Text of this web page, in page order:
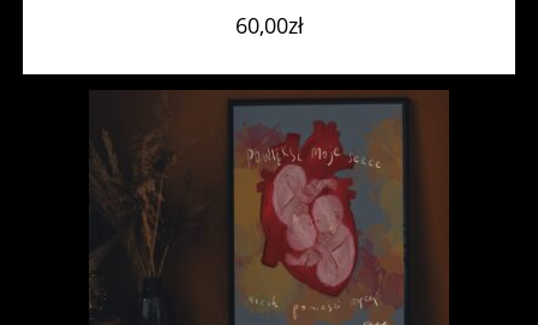
60,00zł